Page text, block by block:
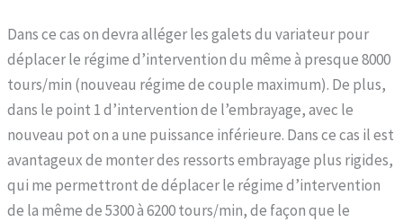
Dans ce cas on devra alléger les galets du variateur pour
déplacer le régime d’intervention du même à presque 8000
tours/min (nouveau régime de couple maximum). De plus,
dans le point 1 d’intervention de l’embrayage, avec le
nouveau pot on a une puissance inférieure. Dans ce cas il est
avantageux de monter des ressorts embrayage plus rigides,
qui me permettront de déplacer le régime d’intervention
de la même de 5300 à 6200 tours/min, de façon que le